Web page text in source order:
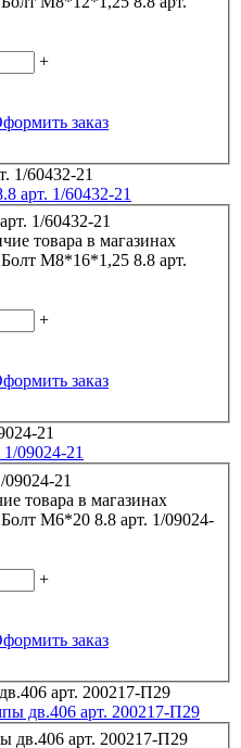
+
заказ
арт. 1/60432-21
товара в магазинах
Болт М8*16*1,25 8.8 арт.
+
заказ
09024-21
товара в магазинах
Болт М6*20 8.8 арт. 1/09024-
+
заказ
дв.406 арт. 200217-П29